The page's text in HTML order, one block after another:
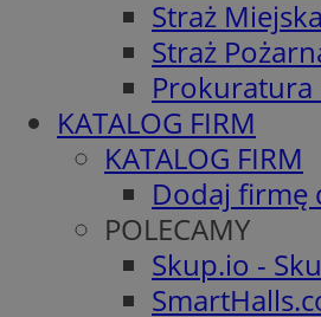
Straż Miejska
Straż
KATALOG FIRM
KATALOG FIRM
Dodaj firmę
POLECAMY
Skup.io -